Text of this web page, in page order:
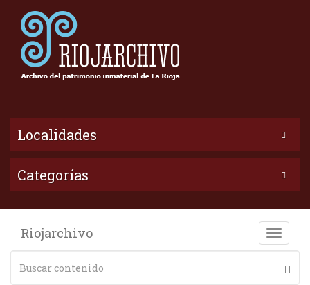
Localidades
Categorías
Toggle
Riojarchivo